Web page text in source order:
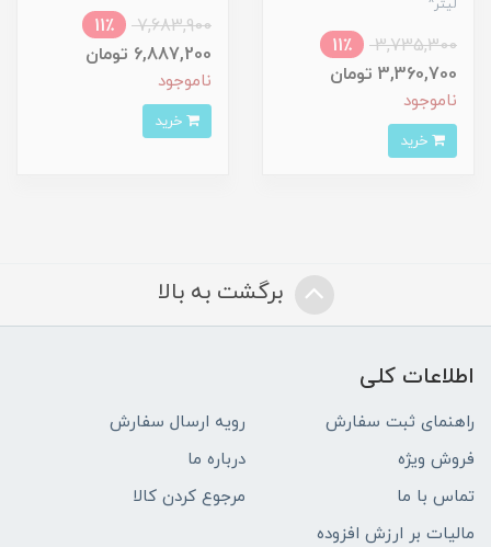
لیتر^
3,735,300
11٪
3,360,700 تومان
ناموجود
7,683,900
11٪
6,887,200 تومان
ناموجود
برگشت به بالا
اطلاعات کلی
راهنمای ثبت سفارش
رویه ارسال سفارش
فروش ویژه
درباره ما
تماس با ما
مرجوع کردن کالا
مالیات بر ارزش افزوده